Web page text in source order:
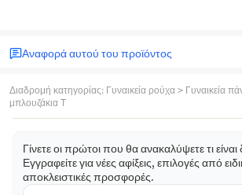
Αναφορά αυτού του προϊόντος
Διαδρομή κατηγορίας: Γυναικεία ρούχα > Γυναικεία
μπλουζάκια T
Γίνετε οι πρώτοι που θα ανακαλύψετε τι
Εγγραφείτε για νέες αφίξεις, επιλογές από
αποκλειστικές προσφορές.